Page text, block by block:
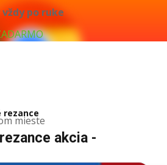
po ruke
mieste
rezance
akcia -